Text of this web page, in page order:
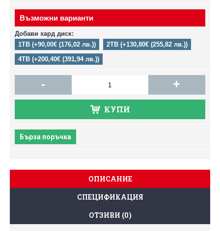
Възможни варианти
Добави хард диск:
1TB (+90,00€ (176,02 лв.))
2TB (+130,80€ (255,82 лв.))
4TB (+200,40€ (391,94 лв.))
- +
КУПИ
Бърза поръчка
ОПИСАНИЕ
СПЕЦИФИКАЦИЯ
ОТЗИВИ (0)